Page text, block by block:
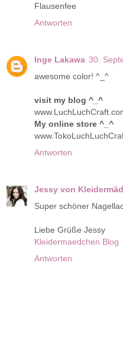
Flausenfee
Antworten
Inge Lakawa 30.
awesome color! ^_^
visit my blog ^_^
My online store ^_^
Antworten
Jessy von
Super schöner
Liebe Grüße Jessy
Kleidermaedchen Blog
Antworten